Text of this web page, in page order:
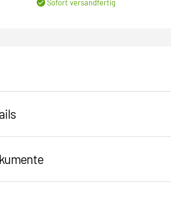
Sofort versandfertig